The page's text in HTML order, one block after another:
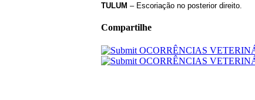
TULUM – Escoriação no posterior direito.
Compartilhe